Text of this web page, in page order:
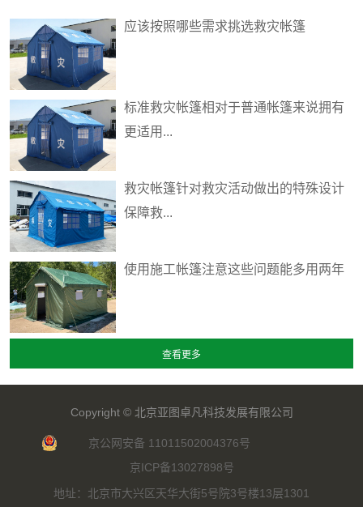
应该按照哪些需求挑选救灾帐篷
标准救灾帐篷相对于普通帐篷来说拥有
更适用...
救灾帐篷针对救灾活动做出的特殊设计
保障救...
使用施工帐篷注意这些问题能多用两年
Copyright © 北京亚图卓凡科技发展有限公司
京公网安备 11011502004376号
京ICP备13027898号
地址：北京市大兴区天华大街5号院3号楼13层1301